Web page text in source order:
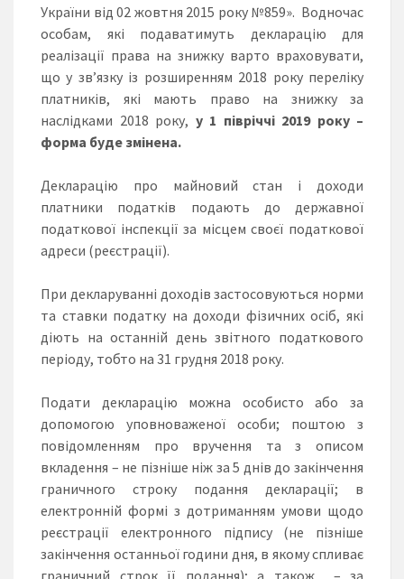
України від 02 жовтня 2015 року №859». Водночас
особам, які подаватимуть декларацію для
реалізації права на знижку варто враховувати,
що у зв’язку із розширенням 2018 року переліку
платників, які мають право на знижку за
наслідками 2018 року, у 1 півріччі 2019 року –
форма буде змінена.
Декларацію про майновий стан і доходи
платники податків подають до державної
податкової інспекції за місцем своєї податкової
адреси (реєстрації).
При декларуванні доходів застосовуються норми
та ставки податку на доходи фізичних осіб, які
діють на останній день звітного податкового
періоду, тобто на 31 грудня 2018 року.
Подати декларацію можна особисто або за
допомогою уповноваженої особи; поштою з
повідомленням про вручення та з описом
вкладення – не пізніше ніж за 5 днів до закінчення
граничного строку подання декларації; в
електронній формі з дотриманням умови щодо
реєстрації електронного підпису (не пізніше
закінчення останньої години дня, в якому спливає
граничний строк її подання); а також – за